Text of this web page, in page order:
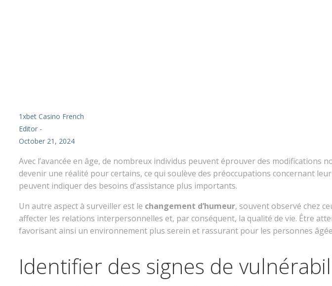
1xbet Casino French
Editor -
October 21, 2024
Avec l’avancée en âge, de nombreux individus peuvent éprouver des modifications
devenir une réalité pour certains, ce qui soulève des préoccupations concernant
peuvent indiquer des besoins d’assistance plus importants.
Un autre aspect à surveiller est le changement d’humeur, souvent observé chez
affecter les relations interpersonnelles et, par conséquent, la qualité de vie. Être
favorisant ainsi un environnement plus serein et rassurant pour les personnes
Identifier des signes de